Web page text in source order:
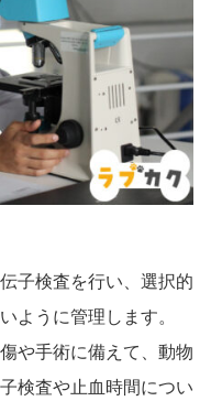
子検査を行い、選択的
ように管理します。
や手術に備えて、動物
検査や止血時間につい